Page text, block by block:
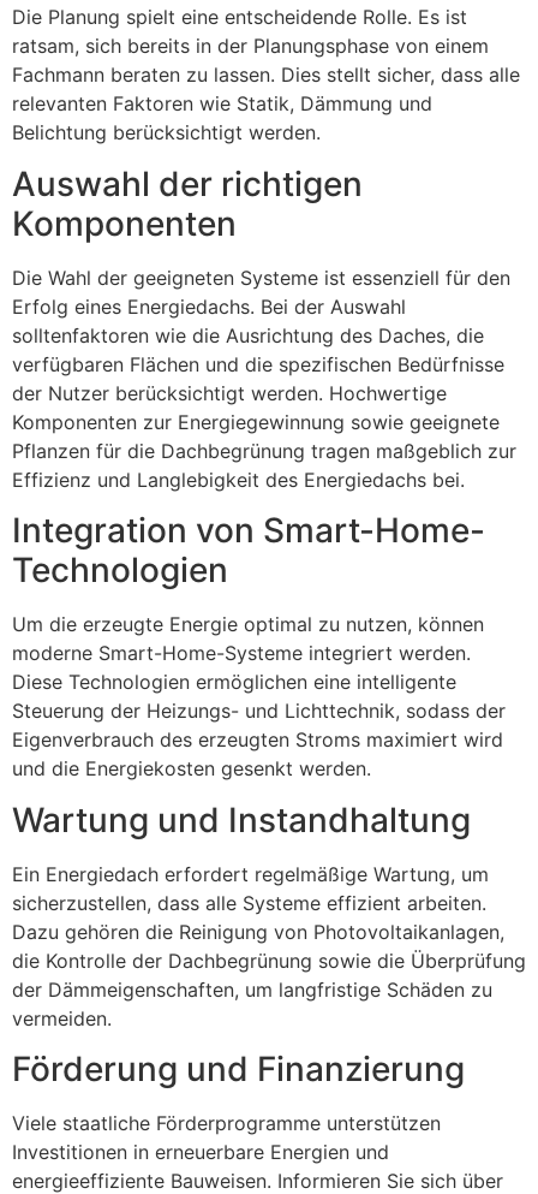
Die Planung spielt eine entscheidende Rolle. Es ist
ratsam, sich bereits in der Planungsphase von einem
Fachmann beraten zu lassen. Dies stellt sicher, dass alle
relevanten Faktoren wie Statik, Dämmung und
Belichtung berücksichtigt werden.
Auswahl der richtigen
Komponenten
Die Wahl der geeigneten Systeme ist essenziell für den
Erfolg eines Energiedachs. Bei der Auswahl
solltenfaktoren wie die Ausrichtung des Daches, die
verfügbaren Flächen und die spezifischen Bedürfnisse
der Nutzer berücksichtigt werden. Hochwertige
Komponenten zur Energiegewinnung sowie geeignete
Pflanzen für die Dachbegrünung tragen maßgeblich zur
Effizienz und Langlebigkeit des Energiedachs bei.
Integration von Smart-Home-
Technologien
Um die erzeugte Energie optimal zu nutzen, können
moderne Smart-Home-Systeme integriert werden.
Diese Technologien ermöglichen eine intelligente
Steuerung der Heizungs- und Lichttechnik, sodass der
Eigenverbrauch des erzeugten Stroms maximiert wird
und die Energiekosten gesenkt werden.
Wartung und Instandhaltung
Ein Energiedach erfordert regelmäßige Wartung, um
sicherzustellen, dass alle Systeme effizient arbeiten.
Dazu gehören die Reinigung von Photovoltaikanlagen,
die Kontrolle der Dachbegrünung sowie die Überprüfung
der Dämmeigenschaften, um langfristige Schäden zu
vermeiden.
Förderung und Finanzierung
Viele staatliche Förderprogramme unterstützen
Investitionen in erneuerbare Energien und
energieeffiziente Bauweisen. Informieren Sie sich über